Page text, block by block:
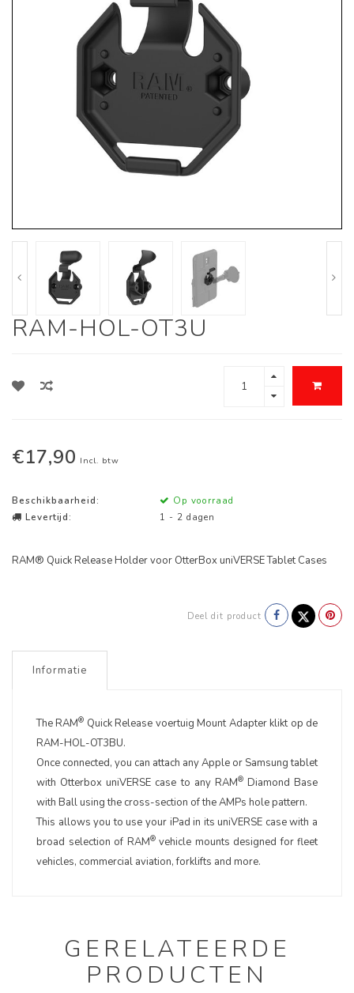
RAM-HOL-OT3U
€17,90 Incl. btw
Beschikbaarheid:
Op voorraad
Levertijd:
1 - 2 dagen
RAM® Quick Release Holder voor OtterBox uniVERSE Tablet Cases
Deel dit product
Informatie
The RAM® Quick Release voertuig Mount Adapter klikt op de
RAM-HOL-OT3BU.
Once connected, you can attach any Apple or Samsung tablet
with Otterbox uniVERSE case to any RAM®Diamond Base
with Ball using the cross-section of the AMPs hole pattern.
This allows you to use your iPad in its uniVERSE case with a
broad selection of RAM®vehicle mounts designed for fleet
vehicles, commercial aviation, forklifts and more.
GERELATEERDE
PRODUCTEN